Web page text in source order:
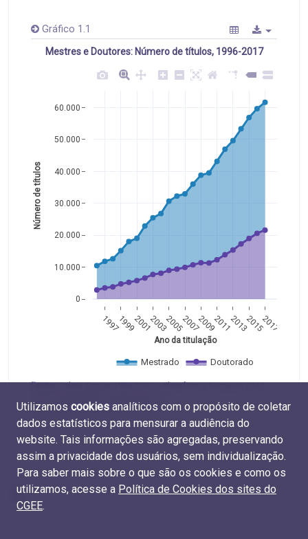
Gráfico 1.1
Mestres e Doutores: Número de títulos, 1996-2017
19971999200120032005200720092011201320152017
0
10.000
20.000
30.000
40.000
50.000
60.000
Mestrado Doutorado
Ano da titulação
Número de títulos
Fonte:Coleta Capes 1996-2012 e Plataforma Sucupira 2013-
CGEE. TabelasM.TIT.01eD.TIT.01
Utilizamos cookies analíticos com o propósito de coletar
dados estatísticos para mensurar a audiência do
website. Tais informações são agregadas, preservando
assim a privacidade dos usuários, sem individualização.
Para saber mais sobre o que são os cookies e como os
utilizamos, acesse a Política de Cookies dos sites do
CGEE.